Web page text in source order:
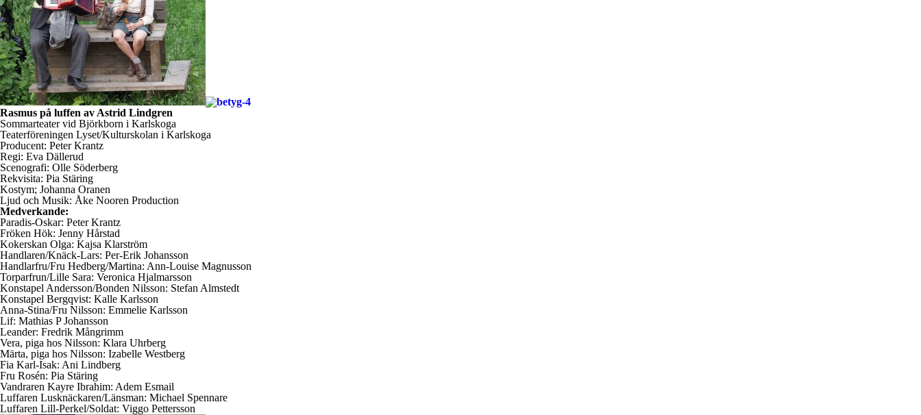
Rasmus på luffen av Astrid Lindgren
Sommarteater vid Björkborn i Karlskoga
Teaterföreningen Lyset/Kulturskolan i Karlskoga
Producent: Peter Krantz
Regi: Eva Dällerud
Scenografi: Olle Söderberg
Rekvisita: Pia Stäring
Kostym; Johanna Oranen
Ljud och Musik: Åke Nooren Production
Medverkande:
Paradis-Oskar: Peter Krantz
Fröken Hök: Jenny Hårstad
Kokerskan Olga: Kajsa Klarström
Handlaren/Knäck-Lars: Per-Erik Johansson
Handlarfru/Fru Hedberg/Martina: Ann-Louise Magnusson
Torparfrun/Lille Sara: Veronica Hjalmarsson
Konstapel Andersson/Bonden Nilsson: Stefan Almstedt
Konstapel Bergqvist: Kalle Karlsson
Anna-Stina/Fru Nilsson: Emmelie Karlsson
Lif: Mathias P Johansson
Leander: Fredrik Mångrimm
Vera, piga hos Nilsson: Klara Uhrberg
Märta, piga hos Nilsson: Izabelle Westberg
Fia Karl-Isak: Ani Lindberg
Fru Rosén: Pia Stäring
Vandraren Kayre Ibrahim: Adem Esmail
Luffaren Lusknäckaren/Länsman: Michael Spennare
Luffaren Lill-Perkel/Soldat: Viggo Pettersson